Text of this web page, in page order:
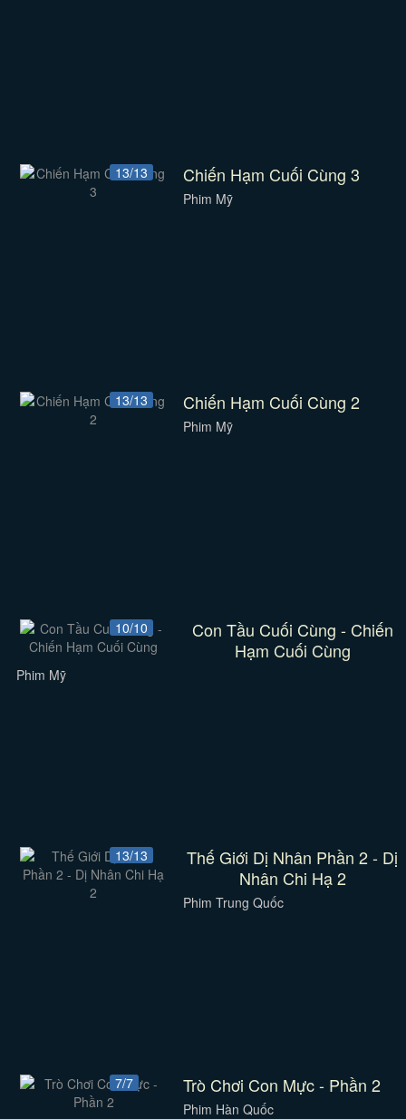
13/13 Chiến Hạm Cuối Cùng 3
Phim Mỹ
13/13 Chiến Hạm Cuối Cùng 2
Phim Mỹ
10/10
Con Tầu Cuối Cùng - Chiến
Hạm Cuối Cùng
Phim Mỹ
13/13
Thế Giới Dị Nhân Phần 2 - Dị
Nhân Chi Hạ 2
Phim Trung Quốc
7/7 Trò Chơi Con Mực - Phần 2
Phim Hàn Quốc